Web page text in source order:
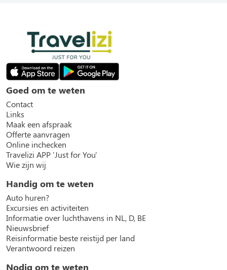
Goed om te weten
Contact
Links
Maak een afspraak
Offerte aanvragen
Online inchecken
Travelizi APP 'Just for You'
Wie zijn wij
Handig om te weten
Auto huren?
Excursies en activiteiten
Informatie over luchthavens in NL, D, BE
Nieuwsbrief
Reisinformatie beste reistijd per land
Verantwoord reizen
Nodig om te weten